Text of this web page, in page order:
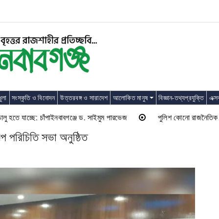
সংস্কৃতি ও বিনোদন উত্তরবঙ্গ ও সারাদেশ আলোকিত মানুষ বিজ্ঞান-তথ্যপ্রযুক্তি
চাঁপাইনবাবগঞ্জে ড. সাইমুম পারভেজ পুলিশ কোনো রাজনৈতিক দলের
পরিচিতি সভা অনুষ্ঠিত